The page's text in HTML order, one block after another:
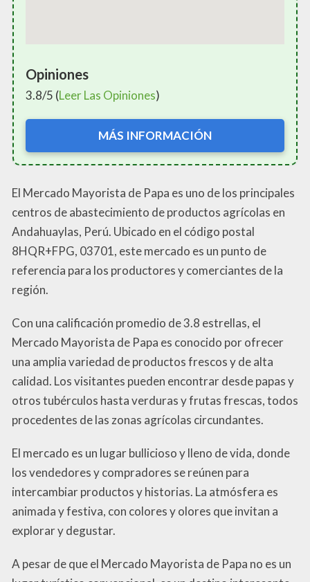
Opiniones
3.8/5 (Leer Las Opiniones)
MÁS INFORMACIÓN
El Mercado Mayorista de Papa es uno de los principales
centros de abastecimiento de productos agrícolas en
Andahuaylas, Perú. Ubicado en el código postal
8HQR+FPG, 03701, este mercado es un punto de
referencia para los productores y comerciantes de la
región.
Con una calificación promedio de 3.8 estrellas, el
Mercado Mayorista de Papa es conocido por ofrecer
una amplia variedad de productos frescos y de alta
calidad. Los visitantes pueden encontrar desde papas y
otros tubérculos hasta verduras y frutas frescas, todos
procedentes de las zonas agrícolas circundantes.
El mercado es un lugar bullicioso y lleno de vida, donde
los vendedores y compradores se reúnen para
intercambiar productos y historias. La atmósfera es
animada y festiva, con colores y olores que invitan a
explorar y degustar.
A pesar de que el Mercado Mayorista de Papa no es un